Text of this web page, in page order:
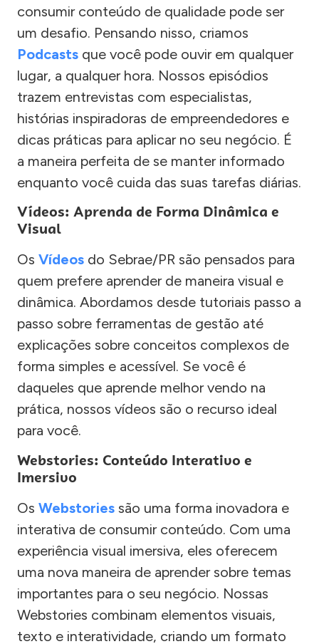
consumir conteúdo de qualidade pode ser
um desafio. Pensando nisso, criamos
Podcasts que você pode ouvir em qualquer
lugar, a qualquer hora. Nossos episódios
trazem entrevistas com especialistas,
histórias inspiradoras de empreendedores e
dicas práticas para aplicar no seu negócio. É
a maneira perfeita de se manter informado
enquanto você cuida das suas tarefas diárias.
Vídeos: Aprenda de Forma Dinâmica e
Visual
Os Vídeos do Sebrae/PR são pensados para
quem prefere aprender de maneira visual e
dinâmica. Abordamos desde tutoriais passo a
passo sobre ferramentas de gestão até
explicações sobre conceitos complexos de
forma simples e acessível. Se você é
daqueles que aprende melhor vendo na
prática, nossos vídeos são o recurso ideal
para você.
Webstories: Conteúdo Interativo e
Imersivo
Os Webstories são uma forma inovadora e
interativa de consumir conteúdo. Com uma
experiência visual imersiva, eles oferecem
uma nova maneira de aprender sobre temas
importantes para o seu negócio. Nossas
Webstories combinam elementos visuais,
texto e interatividade, criando um formato